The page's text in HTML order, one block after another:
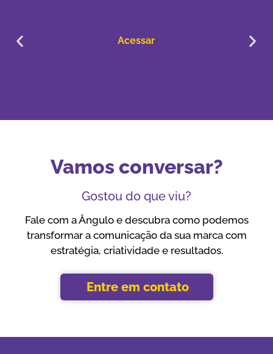
Acessar
Vamos conversar?
Gostou do que viu?
Fale com a Ângulo e descubra como podemos
transformar a comunicação da sua marca com
estratégia, criatividade e resultados.
Entre em contato